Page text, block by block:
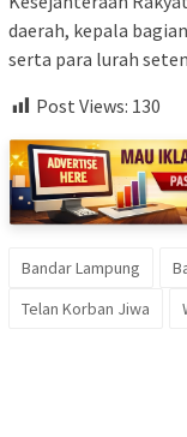
daerah, kepala
serta para lurah
Post Views: 130
Bandar Lampung
Telan Korban Jiwa